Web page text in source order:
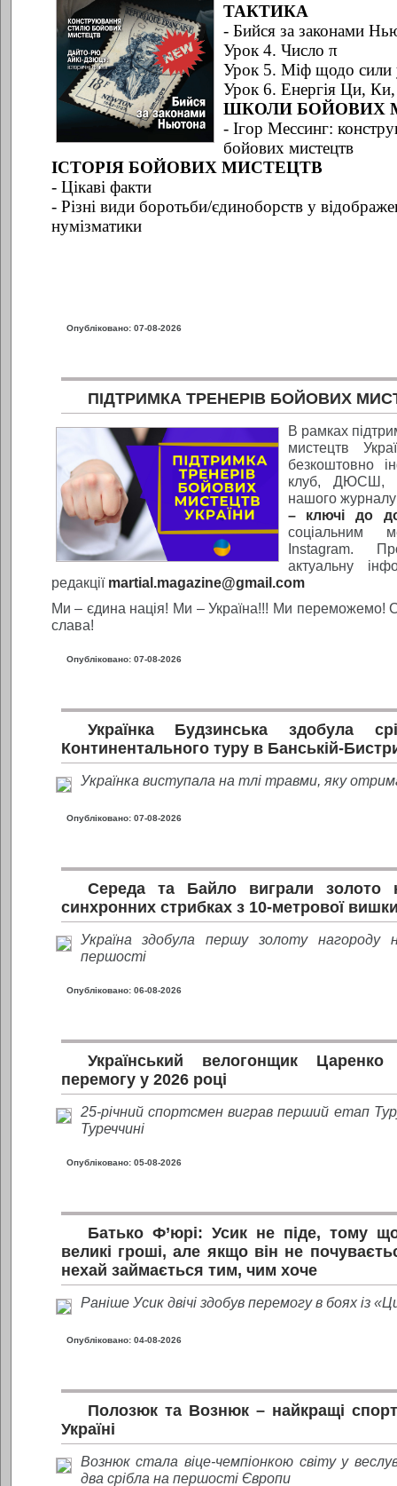
ТАКТИКА
- Бийся за законами
Урок 4. Число π
Урок 5. Міф щодо сили
Урок 6. Енергія Ци,
ШКОЛИ БОЙОВИХ
- Ігор Мессинг:
бойових мистецтв
ІСТОРІЯ БОЙОВИХ МИСТЕЦТВ
- Цікаві факти
- Різні види боротьби/єдиноборств у
нумізматики
Опубліковано: 07-08-2026
ПІДТРИМКА ТРЕНЕРІВ БОЙОВИХ
В рамках
мистецтв
безкоштовно
клуб, ДЮСШ,
нашого
– ключі до
соціальним
Instagram.
актуальну
редакції martial.magazine@gmail.com
Ми – єдина нація! Ми – Україна!!! Ми переможемо!
слава!
Опубліковано: 07-08-2026
Українка Будзинська здобула
Континентального туру в Банській-
Українка виступала на тлі травми, яку
Опубліковано: 07-08-2026
Середа та Байло виграли золото
синхронних стрибках з 10-метрової вишки
Україна здобула першу золоту нагороду
першості
Опубліковано: 06-08-2026
Український велогонщик
перемогу у 2026 році
25-річний спортсмен виграв перший етап
Туреччині
Опубліковано: 05-08-2026
Батько Ф’юрі: Усик не піде, тому
великі гроші, але якщо він не
нехай займається тим, чим хоче
Раніше Усик двічі здобув перемогу в боях із
Опубліковано: 04-08-2026
Полозюк та Вознюк – найкращі
Україні
Вознюк стала віце-чемпіонкою світу у
два срібла на першості Європи